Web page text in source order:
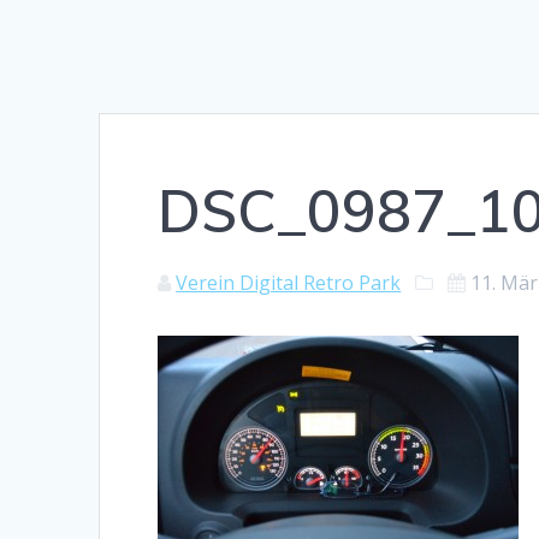
Verein Digital Retro Park 11.